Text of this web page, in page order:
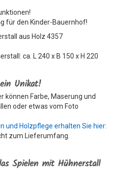
für den Kinder-Bauernhof!
aus Holz 4357
ca. L 240 x B 150 x H 220
Unikat!
können Farbe, Maserung und
oder etwas vom Foto
und Holzpflege erhalten Sie hier:
zum Lieferumfang.
Spielen mit Hühnerstall